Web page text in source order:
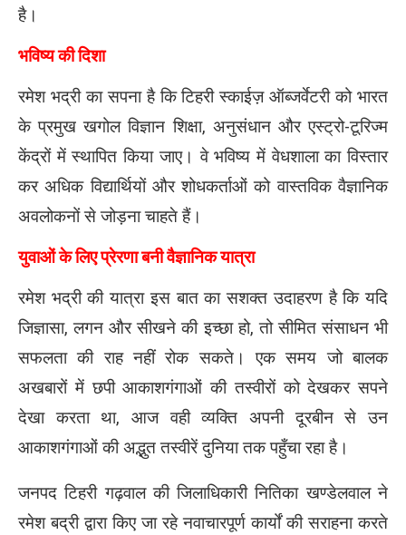
है।
भविष्य की दिशा
रमेश भद्री का सपना है कि टिहरी स्काईज़ ऑब्जर्वेटरी को भारत
के प्रमुख खगोल विज्ञान शिक्षा, अनुसंधान और एस्ट्रो-टूरिज्म
केंद्रों में स्थापित किया जाए। वे भविष्य में वेधशाला का विस्तार
कर अधिक विद्यार्थियों और शोधकर्ताओं को वास्तविक वैज्ञानिक
अवलोकनों से जोड़ना चाहते हैं।
युवाओं के लिए प्रेरणा बनी वैज्ञानिक यात्रा
रमेश भद्री की यात्रा इस बात का सशक्त उदाहरण है कि यदि
जिज्ञासा, लगन और सीखने की इच्छा हो, तो सीमित संसाधन भी
सफलता की राह नहीं रोक सकते। एक समय जो बालक
अखबारों में छपी आकाशगंगाओं की तस्वीरों को देखकर सपने
देखा करता था, आज वही व्यक्ति अपनी दूरबीन से उन
आकाशगंगाओं की अद्भुत तस्वीरें दुनिया तक पहुँचा रहा है।
जनपद टिहरी गढ़वाल की जिलाधिकारी नितिका खण्डेलवाल ने
रमेश बद्री द्वारा किए जा रहे नवाचारपूर्ण कार्यों की सराहना करते